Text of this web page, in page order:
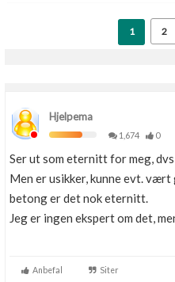
1 2
Hjelpema
1,674
0
Ser ut som eternitt for meg,
Men er usikker, kunne evt.
betong er det nok eternitt.
Jeg er ingen ekspert om det,
Anbefal Siter